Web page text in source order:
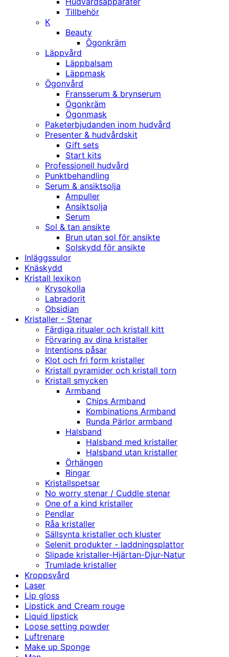
Tillbehör
K
Beauty
Ögonkräm
Läppvård
Läppbalsam
Läppmask
Ögonvård
Fransserum & brynserum
Ögonkräm
Ögonmask
Paketerbjudanden inom hudvård
Presenter & hudvårdskit
Gift sets
Start kits
Professionell hudvård
Punktbehandling
Serum & ansiktsolja
Ampuller
Ansiktsolja
Serum
Sol & tan ansikte
Brun utan sol för ansikte
Solskydd för ansikte
Inläggssulor
Knäskydd
Kristall lexikon
Krysokolla
Labradorit
Obsidian
Kristaller - Stenar
Färdiga ritualer och kristall kitt
Förvaring av dina kristaller
Intentions påsar
Klot och fri form kristaller
Kristall pyramider och kristall torn
Kristall smycken
Armband
Chips Armband
Kombinations Armband
Runda Pärlor armband
Halsband
Halsband med kristaller
Halsband utan kristaller
Örhängen
Ringar
Kristallspetsar
No worry stenar / Cuddle stenar
One of a kind kristaller
Pendlar
Råa kristaller
Sällsynta kristaller och kluster
Selenit produkter - laddningsplattor
Slipade kristaller-Hjärtan-Djur-Natur
Trumlade kristaller
Kroppsvård
Laser
Lip gloss
Lipstick and Cream rouge
Liquid lipstick
Loose setting powder
Luftrenare
Make up Sponge